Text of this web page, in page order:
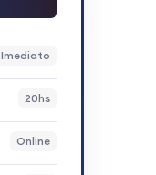
Imediato
20hs
Online